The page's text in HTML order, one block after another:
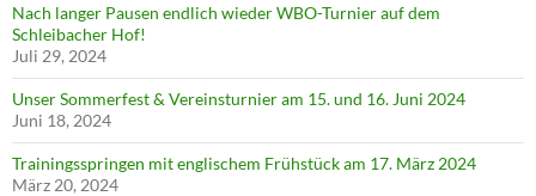
Nach langer Pausen endlich wieder WBO-Turnier auf dem
Schleibacher Hof!
Juli 29, 2024
Unser Sommerfest & Vereinsturnier am 15. und 16. Juni 2024
Juni 18, 2024
Trainingsspringen mit englischem Frühstück am 17. März 2024
März 20, 2024